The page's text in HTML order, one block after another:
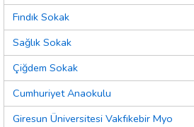
Fındık Sokak
Sağlık Sokak
Çiğdem Sokak
Cumhuriyet Anaokulu
Giresun Üniversitesi Vakfıkebir Myo